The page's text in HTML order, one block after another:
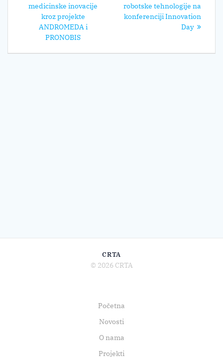
medicinske inovacije
kroz projekte
ANDROMEDA i
PRONOBIS
robotske tehnologije na
konferenciji Innovation
Day
CRTA
© 2026 CRTA
Početna
Novosti
O nama
Projekti